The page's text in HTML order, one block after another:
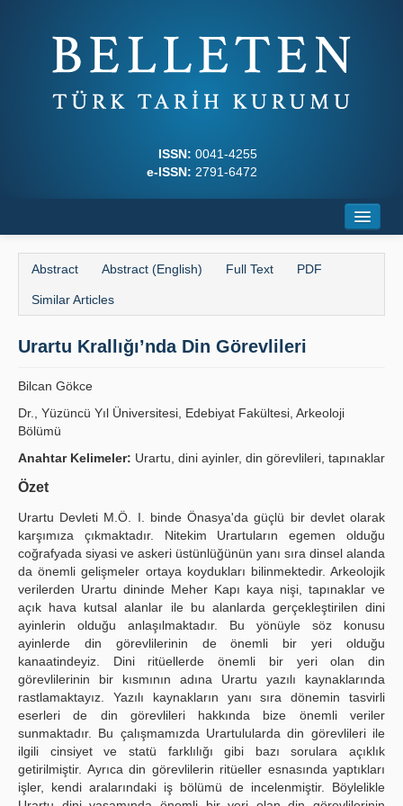
ISSN: 0041-4255
e-ISSN: 2791-6472
Journal Boards
Writing Rules
Principles
Publication Policies
Guidelines
Abstract Abstract (English) Full Text PDF
Similar Articles
Urartu Krallığı’nda Din Görevlileri
Bilcan Gökce
Dr., Yüzüncü Yıl Üniversitesi, Edebiyat Fakültesi, Arkeoloji
Bölümü
Anahtar Kelimeler: Urartu, dini ayinler, din görevlileri, tapınaklar
Özet
Urartu Devleti M.Ö. I. binde Önasya'da güçlü bir devlet olarak
karşımıza çıkmaktadır. Nitekim Urartuların egemen olduğu
coğrafyada siyasi ve askeri üstünlüğünün yanı sıra dinsel alanda
da önemli gelişmeler ortaya koydukları bilinmektedir. Arkeolojik
verilerden Urartu dininde Meher Kapı kaya nişi, tapınaklar ve
açık hava kutsal alanlar ile bu alanlarda gerçekleştirilen dini
ayinlerin olduğu anlaşılmaktadır. Bu yönüyle söz konusu
ayinlerde din görevlilerinin de önemli bir yeri olduğu
kanaatindeyiz. Dini ritüellerde önemli bir yeri olan din
görevlilerinin bir kısmının adına Urartu yazılı kaynaklarında
rastlamaktayız. Yazılı kaynakların yanı sıra dönemin tasvirli
eserleri de din görevlileri hakkında bize önemli veriler
sunmaktadır. Bu çalışmamızda Urartulularda din görevlileri ile
ilgili cinsiyet ve statü farklılığı gibi bazı sorulara açıklık
getirilmiştir. Ayrıca din görevlilerin ritüeller esnasında yaptıkları
işler, kendi aralarındaki iş bölümü de incelenmiştir. Böylelikle